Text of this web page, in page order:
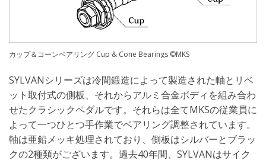
カップ＆コーンベアリング Cup & Cone Bearings ©MKS
SYLVANシリーズは冷間鍛造によって製造された軸とリベ
ット取付式の側板、それからアルミ合金ボディを組み合わ
せたクラシックペダルです。それらは全てMKSの従業員に
よって一つひとつ手作業でベアリング調整されています。
軸は亜鉛メッキ処理されており、側板はシルバーとブラッ
クの2種類がございます。過去40年間、SYLVANはサイク